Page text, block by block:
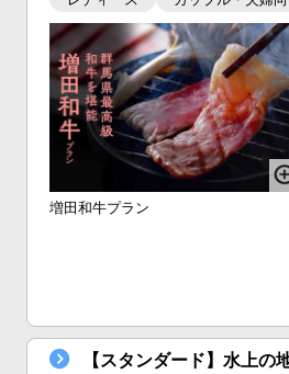
増田和牛プラン
【スタンダード】水上